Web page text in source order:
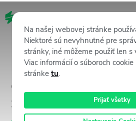
Letná aktualizácia
Čo je nové v CX
Staffino?
Na našej webovej stránke
Niektoré sú nevyhnutné pre
stránky, iné môžeme použiť len s
Viac informácií o súboroch
stránke tu.
Prijať všetky